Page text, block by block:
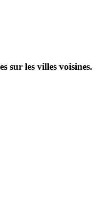
sur les villes voisines.